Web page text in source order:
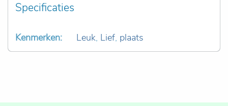
Specificaties
Kenmerken: Leuk, Lief, plaats